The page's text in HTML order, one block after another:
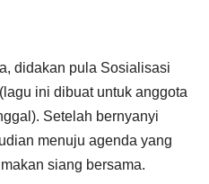
didakan pula Sosialisasi
ini dibuat untuk anggota
Setelah bernyanyi
menuju agenda yang
siang bersama.